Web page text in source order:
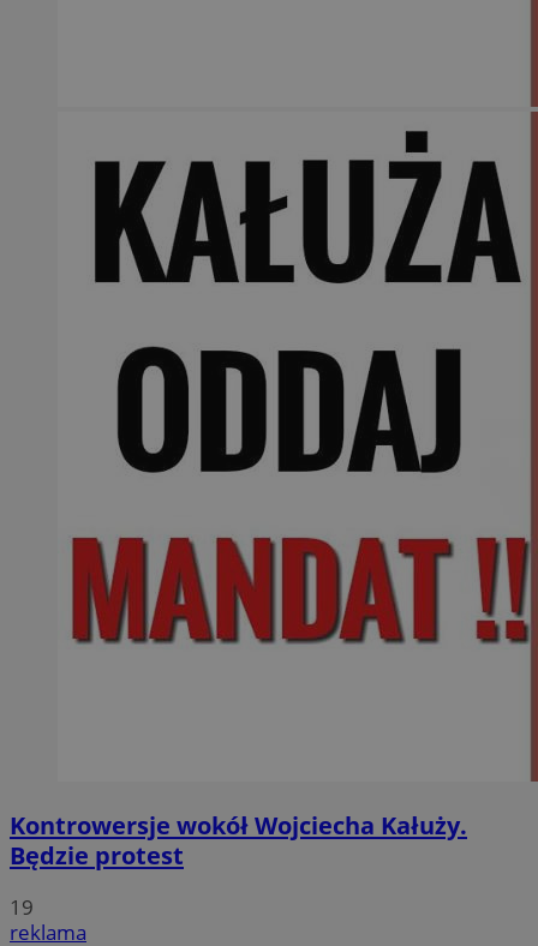
Kontrowersje wokół Wojciecha Kałuży.
Będzie protest
19
reklama